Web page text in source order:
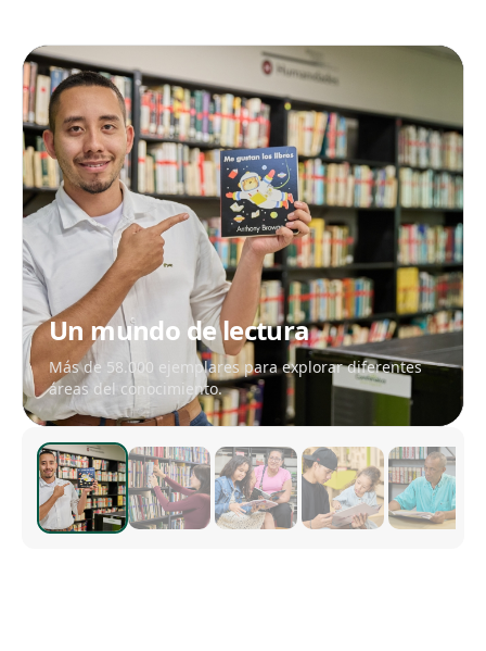
Un mundo de lectura
Más de 58.000 ejemplares para explorar diferentes
áreas del conocimiento.